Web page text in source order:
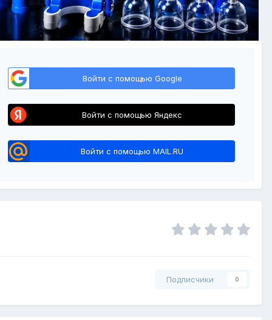
Войти с помощью Google
Войти с помощью Яндекс
Войти с помощью MAIL.RU
Подписчики 0